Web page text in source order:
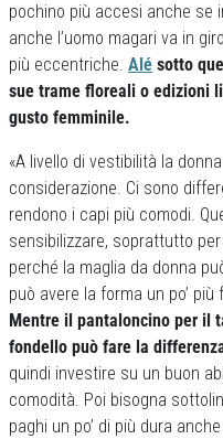
pochino più accesi anche se
anche l’uomo magari va in
più eccentriche. Alé sotto
sue trame floreali o edizioni
gusto femminile.
«A livello di vestibilità la
considerazione. Ci sono
rendono i capi più comodi.
sensibilizzare, soprattutto
perché la maglia da donna
può avere la forma un po’
Mentre il pantaloncino per il
fondello può fare la
quindi investire su un buon
comodità. Poi bisogna
paghi un po’ di più dura